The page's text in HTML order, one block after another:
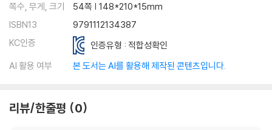
쪽수, 무게, 크기
54쪽 | 148*210*15mm
ISBN13
9791112134387
KC인증
인증유형 : 적합성확인
AI 활용 여부
본 도서는 AI를 활용해 제작된 콘텐츠입니다.
리뷰/한줄평 0